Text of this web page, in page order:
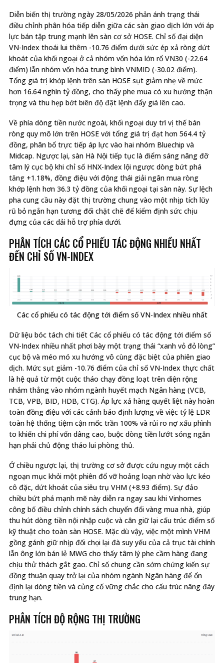
Diễn biến thị trường ngày 28/05/2026 phản ánh trạng thái
điều chỉnh phân hóa tiếp diễn giữa các sàn giao dịch lớn với áp
lực bán tập trung mạnh lên sàn cơ sở HOSE. Chỉ số đại diện
VN-Index thoái lui thêm -10.76 điểm dưới sức ép xả ròng dứt
khoát của khối ngoại ở cả nhóm vốn hóa lớn rổ VN30 (-22.64
điểm) lẫn nhóm vốn hóa trung bình VNMID (-30.02 điểm).
Tổng giá trị khớp lệnh trên sàn HOSE sụt giảm nhẹ về mức
hơn 16.64 nghìn tỷ đồng, cho thấy phe mua có xu hướng thận
trọng và thu hẹp bớt biên độ đặt lệnh đẩy giá lên cao.
Về phía dòng tiền nước ngoài, khối ngoại duy trì vị thế bán
ròng quy mô lớn trên HOSE với tổng giá trị đạt hơn 564.4 tỷ
đồng, phân bổ trực tiếp áp lực vào hai nhóm Bluechip và
Midcap. Ngược lại, sàn Hà Nội tiếp tục là điểm sáng nâng đỡ
tâm lý cục bộ khi chỉ số HNX-Index lội ngược dòng bứt phá
tăng +1.18%, đồng điệu với động thái giải ngân mua ròng
khớp lệnh hơn 36.3 tỷ đồng của khối ngoại tại sàn này. Sự lệch
pha cung cầu này đặt thị trường chung vào một nhịp tích lũy
rũ bỏ ngắn hạn tương đối chặt chẽ để kiểm định sức chịu
đựng của các dải hỗ trợ phía dưới.
PHÂN TÍCH CÁC CỔ PHIẾU TÁC ĐỘNG NHIỀU NHẤT
ĐẾN CHỈ SỐ VN-INDEX
Các cổ phiếu có tác động tới điểm số VN-Index nhiều nhất
Dữ liệu bóc tách chi tiết Các cổ phiếu có tác động tới điểm số
VN-Index nhiều nhất phơi bày một trạng thái “xanh vỏ đỏ lòng”
cục bộ và méo mó xu hướng vô cùng đặc biệt của phiên giao
dịch. Mức sụt giảm -10.76 điểm của chỉ số VN-Index thực chất
là hệ quả từ một cuộc tháo chạy đồng loạt trên diện rộng
nhắm thẳng vào nhóm ngành huyết mạch Ngân hàng (VCB,
TCB, VPB, BID, HDB, CTG). Áp lực xả hàng quyết liệt này hoàn
toàn đồng điệu với các cảnh báo định lượng về việc tỷ lệ LDR
toàn hệ thống tiệm cận mốc trần 100% và rủi ro nợ xấu phình
to khiến chi phí vốn dâng cao, buộc dòng tiền lướt sóng ngắn
hạn phải chủ động tháo lui phòng thủ.
Ở chiều ngược lại, thị trường cơ sở được cứu nguy một cách
ngoạn mục khỏi một phiên đổ vỡ hoảng loạn nhờ vào lực kéo
cô đặc, dứt khoát của siêu trụ VHM (+8.93 điểm). Sự đảo
chiều bứt phá mạnh mẽ này diễn ra ngay sau khi Vinhomes
công bố điều chỉnh chính sách chuyển đổi vàng mua nhà, giúp
thu hút dòng tiền nội nhập cuộc và cân giữ lại cấu trúc điểm số
kỹ thuật cho toàn sàn HOSE. Mặc dù vậy, việc một mình VHM
gồng gánh giữ nhịp đối chọi lại đà suy yếu của cả trục tài chính
lẫn ông lớn bán lẻ MWG cho thấy tâm lý phe cầm hàng đang
chịu thử thách gắt gao. Chỉ số chung cần sớm chứng kiến sự
đồng thuận quay trở lại của nhóm ngành Ngân hàng để ổn
định lại dòng tiền và củng cố vững chắc cho cấu trúc nâng đáy
trung hạn.
PHÂN TÍCH ĐỘ RỘNG THỊ TRƯỜNG